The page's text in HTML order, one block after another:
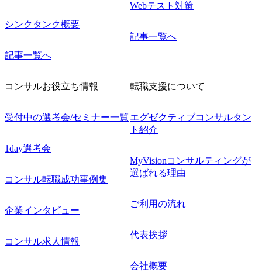
シンクタンク概要
記事一覧へ
Webテスト対策
記事一覧へ
コンサルお役立ち情報
受付中の選考会/セミナー一覧
1day選考会
コンサル転職成功事例集
企業インタビュー
コンサル求人情報
転職支援について
エグゼクティブコンサルタン
ト紹介
MyVisionコンサルティングが
選ばれる理由
ご利用の流れ
代表挨拶
会社概要